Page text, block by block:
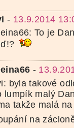
- 13.9.2014
To je
-
byla takové
lumpík malý
takže malá
na